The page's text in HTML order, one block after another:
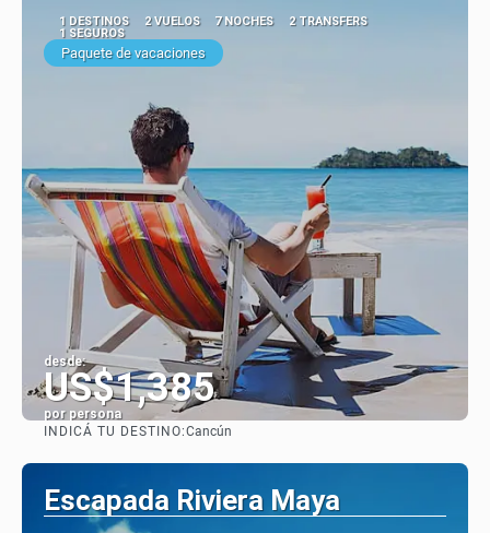
1 DESTINOS 2 VUELOS 7 NOCHES
2 TRANSFERS
1 SEGUROS
Paquete de vacaciones
desde:
US$1,385
por persona
INDICÁ TU DESTINO:Cancún
Escapada Riviera Maya